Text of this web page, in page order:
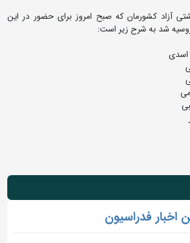
آزاد کشورمان که صبح امروز برای حضور در این
شد به شرح زیر است:
اخبار فدراسیون